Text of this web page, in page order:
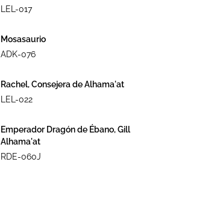
LEL-017
Mosasaurio
ADK-076
Rachel, Consejera de Alhama'at
LEL-022
Emperador Dragón de Ébano, Gill
Alhama'at
RDE-060J